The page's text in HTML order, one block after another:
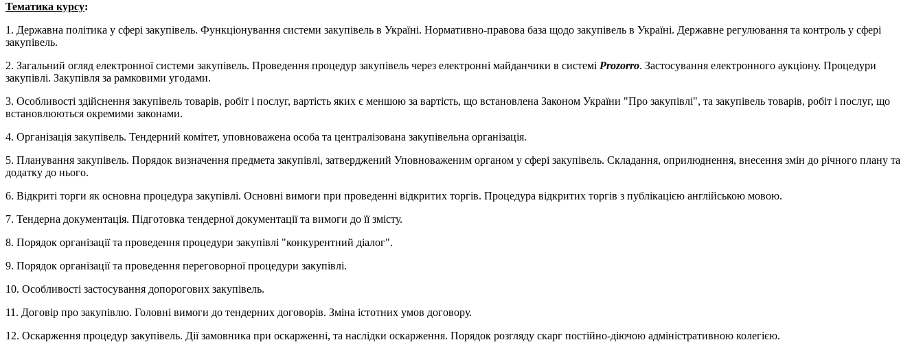
Тематика курсу:
1. Державна політика у сфері закупівель. Функціонування системи закупівель в Україні. Нормативно-правова база щодо закупівель в Україні. Державне регулювання та контроль у сфері
закупівель.
2. Загальний огляд електронної системи закупівель. Проведення процедур закупівель через електронні майданчики в системі Prozorro. Застосування електронного аукціону. Процедури
закупівлі. Закупівля за рамковими угодами.
3. Особливості здійснення закупівель товарів, робіт і послуг, вартість яких є меншою за вартість, що встановлена Законом України "Про закупівлі", та закупівель товарів, робіт і послуг, що
встановлюються окремими законами.
4. Організація закупівель. Тендерний комітет, уповноважена особа та централізована закупівельна організація.
5. Планування закупівель. Порядок визначення предмета закупівлі, затверджений Уповноваженим органом у сфері закупівель. Складання, оприлюднення, внесення змін до річного плану та
додатку до нього.
6. Відкриті торги як основна процедура закупівлі. Основні вимоги при проведенні відкритих торгів. Процедура відкритих торгів з публікацією англійською мовою.
7. Тендерна документація. Підготовка тендерної документації та вимоги до її змісту.
8. Порядок організації та проведення процедури закупівлі "конкурентний діалог".
9. Порядок організації та проведення переговорної процедури закупівлі.
10. Особливості застосування допорогових закупівель.
11. Договір про закупівлю. Головні вимоги до тендерних договорів. Зміна істотних умов договору.
12. Оскарження процедур закупівель. Дії замовника при оскарженні, та наслідки оскарження. Порядок розгляду скарг постійно-діючою адміністративною колегією.